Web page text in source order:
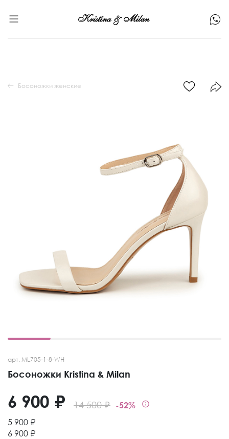
арт. ML705-1-8-WH
Босоножки Kristina & Milan
14 500 ₽ -52%
6 900 ₽
5 900 ₽
6 900 ₽
Босоножки женские